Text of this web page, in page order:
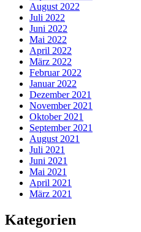
August 2022
Juli 2022
Juni 2022
Mai 2022
April 2022
März 2022
Februar 2022
Januar 2022
Dezember 2021
November 2021
Oktober 2021
September 2021
August 2021
Juli 2021
Juni 2021
Mai 2021
April 2021
März 2021
Kategorien